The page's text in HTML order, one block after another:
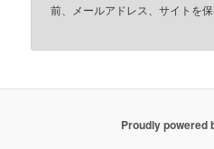
前、メールアドレス、サイトを保
Proudly powered